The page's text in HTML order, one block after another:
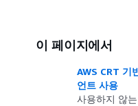
이 페이지에서
AWS CRT 기
언트 사용
사용하지 않